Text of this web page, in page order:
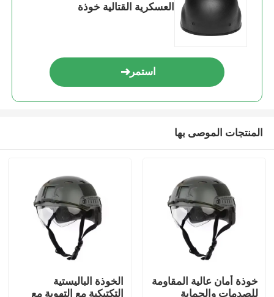
المنزل
العسكرية القتالية خوذة
استمر
المنتجات الموصى بها
خوذة أمان عالية المقاومة
للصدمات والحماية
الخوذة الباليستية
التكتيكية مع التهوية مع